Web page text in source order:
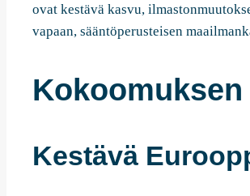
ovat kestävä kasvu,
vapaan, sääntöperusteisen
Kestävä